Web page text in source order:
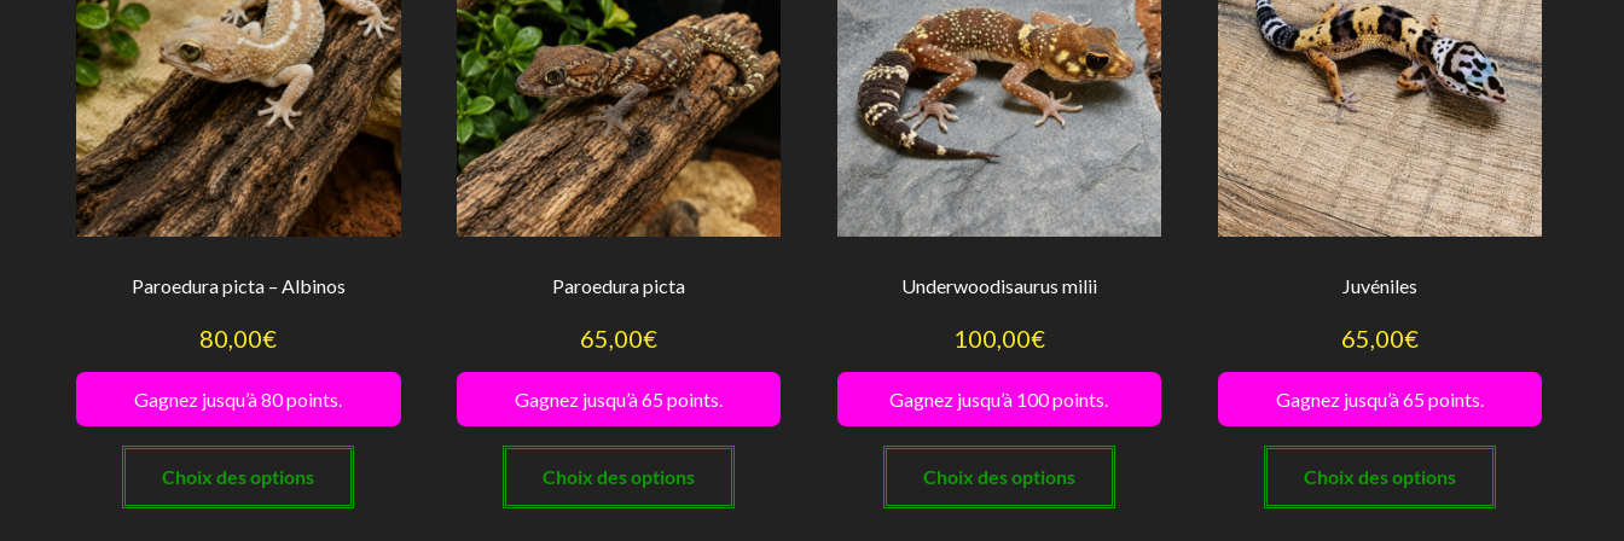
choisies
sur
la
page
produit
être
choisies
sur
la
page
du
produit
choisies
sur
la
page
du
produit
choisies
sur
la
page
du
produit
Paroedura picta – Albinos
80,00€
Gagnez jusqu’à 80 points.
Choix des options
Ce
a
Paroedura picta
65,00€
Gagnez jusqu’à 65 points.
Choix des options
Ce
a
Underwoodisaurus milii
100,00€
Gagnez jusqu’à 100 points.
Choix des options
Ce
a
Juvéniles
65,00€
Gagnez jusqu’à 65 points.
Choix des options
Ce
a